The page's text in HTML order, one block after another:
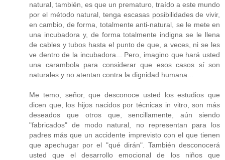
natural, también, es que un prematuro, traído a este mundo
por el método natural, tenga escasas posibilidades de vivir,
en cambio, de forma, totalmente anti-natural, se le mete en
una incubadora y, de forma totalmente indigna se le llena
de cables y tubos hasta el punto de que, a veces, ni se les
ve dentro de la incubadora... Pero, imagino que hará usted
una carambola para considerar que esos casos sí son
naturales y no atentan contra la dignidad humana...
Me temo, señor, que desconoce usted los estudios que
dicen que, los hijos nacidos por técnicas in vitro, son más
deseados que otros que, sencillamente, aún siendo
"fabricados" de modo natural, no representan para los
padres más que un accidente imprevisto con el que tienen
que apechugar por el "qué dirán". También desconocerá
usted que el desarrollo emocional de los niños que